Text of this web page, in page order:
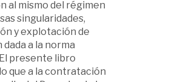
al mismo del régimen
singularidades,
y explotación de
a la norma
presente libro
que a la contratación